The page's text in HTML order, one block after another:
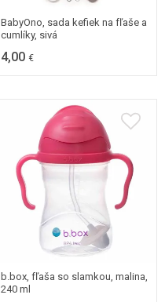
BabyOno, sada kefiek na fľaše a
cumlíky, sivá
4,00 €
b.box, fľaša so slamkou, malina,
240 ml